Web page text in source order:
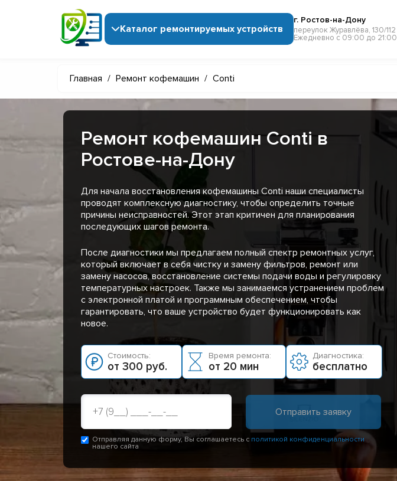
Каталог ремонтируемых устройств
г. Ростов-на-Дону
переулок Журавлёва, 130/112
Ежедневно с 09:00 до 21:00
Главная / Ремонт кофемашин / Conti
Ремонт кофемашин Conti в
Ростове-на-Дону
Для начала восстановления кофемашины Conti наши специалисты
проводят комплексную диагностику, чтобы определить точные
причины неисправностей. Этот этап критичен для планирования
последующих шагов ремонта.
После диагностики мы предлагаем полный спектр ремонтных услуг,
который включает в себя чистку и замену фильтров, ремонт или
замену насосов, восстановление системы подачи воды и регулировку
температурных настроек. Также мы занимаемся устранением проблем
с электронной платой и программным обеспечением, чтобы
гарантировать, что ваше устройство будет функционировать как
новое.
Стоимость:
от 300 руб.
Время ремонта:
от 20 мин
Диагностика:
бесплатно
Отправляя данную форму, Вы соглашаетесь с политикой конфиденциальности
нашего сайта